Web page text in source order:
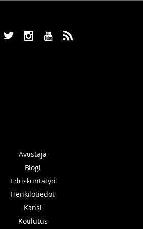
a x r ,
Avustaja
Blogi
Eduskuntatyö
Henkilötiedot
Kansi
Koulutus